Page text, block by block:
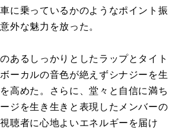
に乗っているかのようなポイント振
外な魅力を放った。
あるしっかりとしたラップとタイト
ーカルの音色が絶えずシナジーを生
高めた。さらに、堂々と自信に満ち
ジを生き生きと表現したメンバーの
聴者に心地よいエネルギーを届け